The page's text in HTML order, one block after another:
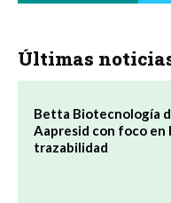
Últimas
Betta Biotecnología
Aapresid con foco en
trazabilidad